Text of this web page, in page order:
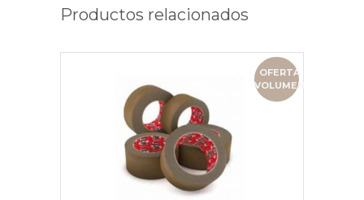
Productos relacionados
OFERTA
VOLUMEN